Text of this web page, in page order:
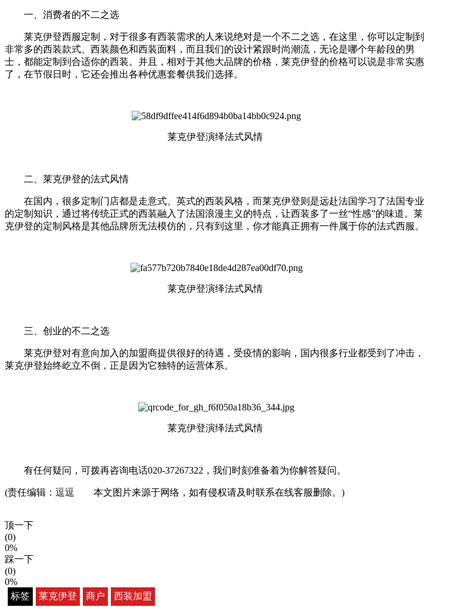
一、消费者的不二之选
莱克伊登西服定制，对于很多有西装需求的人来说绝对是一个不二之选，在这里，你可以定制到
非常多的西装款式、西装颜色和西装面料，而且我们的设计紧跟时尚潮流，无论是哪个年龄段的男
士，都能定制到合适你的西装。并且，相对于其他大品牌的价格，莱克伊登的价格可以说是非常实惠
了，在节假日时，它还会推出各种优惠套餐供我们选择。
莱克伊登演绎法式风情
二、莱克伊登的法式风情
在国内，很多定制门店都是走意式、英式的西装风格，而莱克伊登则是远赴法国学习了法国专业
的定制知识，通过将传统正式的西装融入了法国浪漫主义的特点，让西装多了一丝“性感”的味道。莱
克伊登的定制风格是其他品牌所无法模仿的，只有到这里，你才能真正拥有一件属于你的法式西服。
莱克伊登演绎法式风情
三、创业的不二之选
莱克伊登对有意向加入的加盟商提供很好的待遇，受疫情的影响，国内很多行业都受到了冲击，
莱克伊登始终屹立不倒，正是因为它独特的运营体系。
莱克伊登演绎法式风情
有任何疑问，可拨再咨询电话020-37267322，我们时刻准备着为你解答疑问。
(责任编辑：逗逗 本文图片来源于网络，如有侵权请及时联系在线客服删除。)
顶一下
(0)
0%
踩一下
(0)
0%
标签
莱克伊登 商户 西装加盟